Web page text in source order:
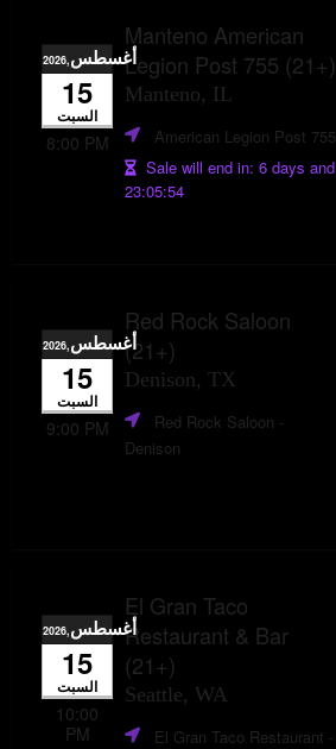
Manteno American
Legion Post 755 (21+)
Manteno, IL
أغسطس,2026
15
السبت
8:00 PM
American Legion Post 755
Sale will end in: 6 days and
23:05:53
Red Rock Saloon
(21+)
Denison, TX
أغسطس,2026
15
السبت
9:00 PM Red Rock Saloon -
Denison
El Gran Taco
Restaurant & Bar
(21+)
Seattle, WA
أغسطس,2026
15
السبت
10:00
PM
El Gran Taco Restaurant -